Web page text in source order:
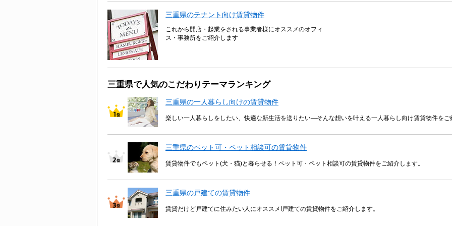
三重県のテナント向け賃貸物件
これから開店・起業をされる事業者様にオススメのオフィ
ス・事務所をご紹介します
三重県で人気のこだわりテーマランキング
三重県の一人暮らし向けの賃貸物件
楽しい一人暮らしをしたい、快適な新生活を送りたい―そんな想いを叶える一人暮らし向け賃貸物件をご
三重県のペット可・ペット相談可の賃貸物件
賃貸物件でもペット(犬・猫)と暮らせる！ペット可・ペット相談可の賃貸物件をご紹介します。
三重県の戸建ての賃貸物件
賃貸だけど戸建てに住みたい人にオススメ!戸建ての賃貸物件をご紹介します。